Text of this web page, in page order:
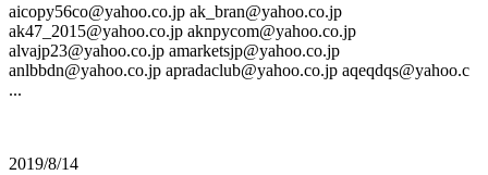
aicopy56co@yahoo.co.jp ak_bran@yahoo.co.jp
ak47_2015@yahoo.co.jp aknpycom@yahoo.co.jp
alvajp23@yahoo.co.jp amarketsjp@yahoo.co.jp
anlbbdn@yahoo.co.jp apradaclub@yahoo.co.jp aqeqdqs@yahoo.c
...
2019/8/14